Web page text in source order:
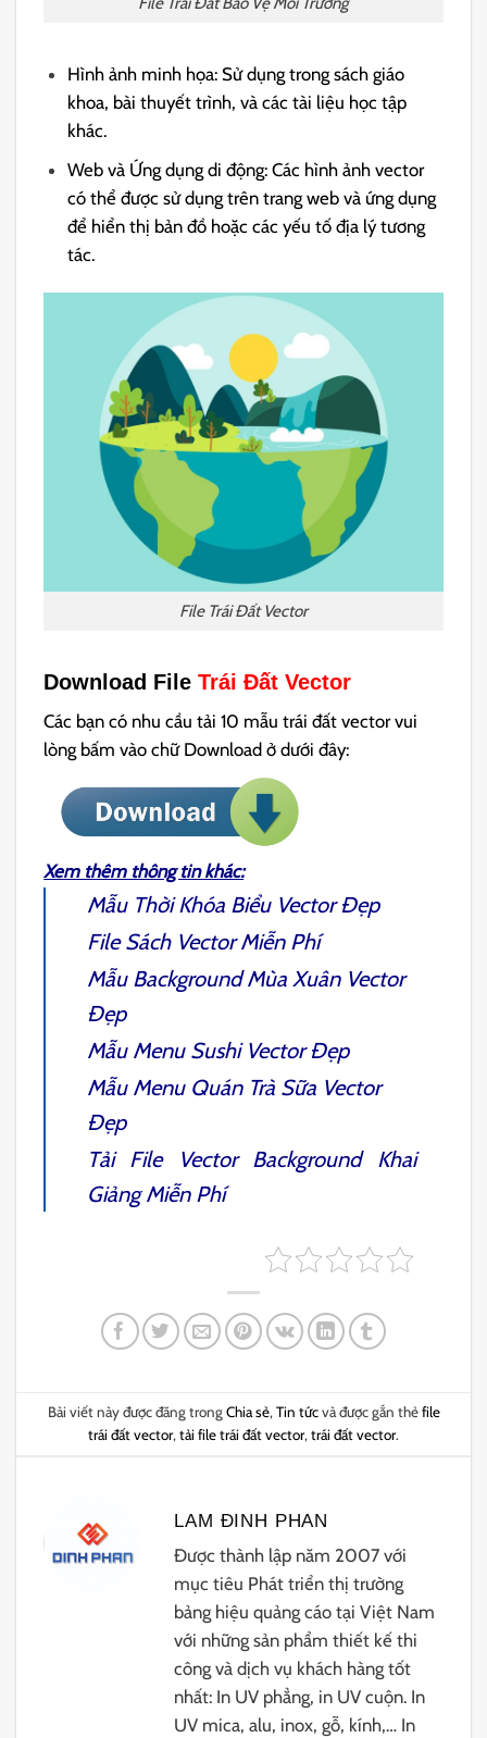
Hình ảnh minh họa: Sử dụng trong sách giáo
khoa, bài thuyết trình, và các tài liệu học tập
khác.
Web và Ứng dụng di động: Các hình ảnh vector
có thể được sử dụng trên trang web và ứng dụng
để hiển thị bản đồ hoặc các yếu tố địa lý tương
tác.
File Trái Đất Vector
Download FileTrái Đất Vector
Các bạn có nhu cầu tải 10 mẫu trái đất vector vui
lòng bấm vào chữ Download ở dưới đây:
Xem thêm thông tin khác:
Mẫu Thời Khóa BiểuVector Đẹp
FileSách VectorMiễn Phí
Mẫu Background Mùa XuânVector
Đẹp
Mẫu Menu Sushi VectorĐẹp
Mẫu Menu Quán Trà Sữa Vector
Đẹp
Tải File Vector Background Khai
GiảngMiễn Phí
Bài viết này được đăng trongChia sẻ, Tin tứcvà được gắn thẻfile
trái đất vector, tải file trái đất vector, trái đất vector.
LAM ĐINH PHAN
Được thành lập năm 2007 với
mục tiêu Phát triển thị trường
bảng hiệu quảng cáo tại Việt Nam
với những sản phẩm thiết kế thi
công và dịch vụ khách hàng tốt
nhất: In UV phẳng, in UV cuộn. In
UV mica, alu, inox, gỗ, kính,… In